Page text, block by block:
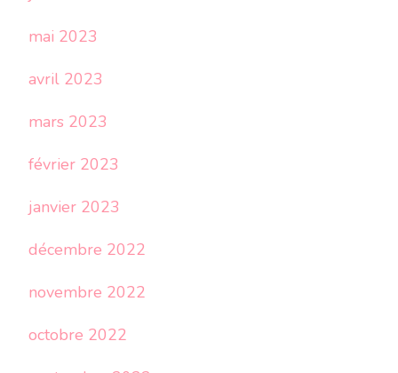
mai 2023
avril 2023
mars 2023
février 2023
janvier 2023
décembre 2022
novembre 2022
octobre 2022